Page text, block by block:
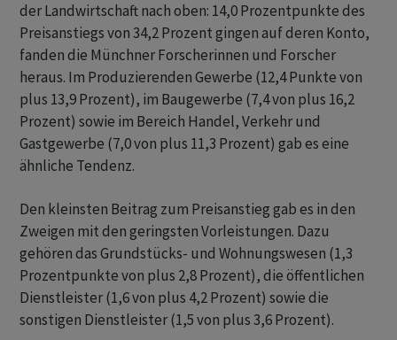
der Landwirtschaft nach oben: 14,0 Prozentpunkte des
Preisanstiegs von 34,2 Prozent gingen auf deren Konto,
fanden die Münchner Forscherinnen und Forscher
heraus. Im Produzierenden Gewerbe (12,4 Punkte von
plus 13,9 Prozent), im Baugewerbe (7,4 von plus 16,2
Prozent) sowie im Bereich Handel, Verkehr und
Gastgewerbe (7,0 von plus 11,3 Prozent) gab es eine
ähnliche Tendenz.
Den kleinsten Beitrag zum Preisanstieg gab es in den
Zweigen mit den geringsten Vorleistungen. Dazu
gehören das Grundstücks- und Wohnungswesen (1,3
Prozentpunkte von plus 2,8 Prozent), die öffentlichen
Dienstleister (1,6 von plus 4,2 Prozent) sowie die
sonstigen Dienstleister (1,5 von plus 3,6 Prozent).